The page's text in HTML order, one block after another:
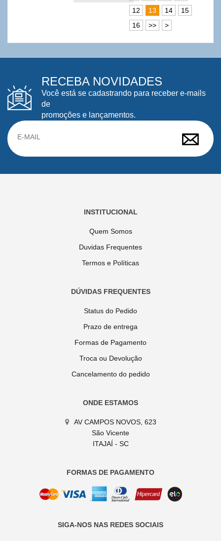
12
13 14
15
16
>> >
RECEBA NOVIDADES
Você está se cadastrando para receber e-mails
de
promoções e lançamentos.
INSTITUCIONAL
Quem Somos
Duvidas Frequentes
Termos e Políticas
DÚVIDAS FREQUENTES
Status do Pedido
Prazo de entrega
Formas de Pagamento
Troca ou Devolução
Cancelamento do pedido
ONDE ESTAMOS
AV CAMPOS NOVOS, 623
São Vicente
ITAJAÍ - SC
FORMAS DE PAGAMENTO
SIGA-NOS NAS REDES SOCIAIS